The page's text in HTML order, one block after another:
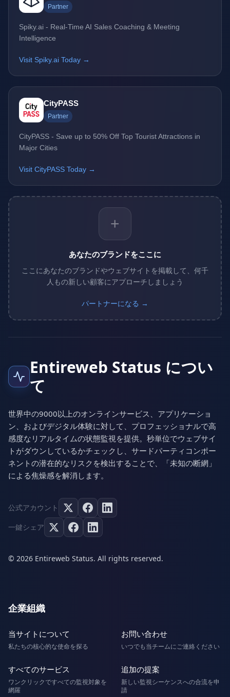
Partner
Spiky.ai - Real-Time AI Sales Coaching & Meeting
Intelligence
Visit Spiky.ai Today →
CityPASS
Partner
CityPASS - Save up to 50% Off Top Tourist Attractions in
Major Cities
Visit CityPASS Today →
+
あなたのブランドをここに
ここにあなたのブランドやウェブサイトを掲載して、何千
人もの新しい顧客にアプローチしましょう
パートナーになる →
Entireweb Status につい
て
世界中の9000以上のオンラインサービス、アプリケーショ
ン、およびデジタル体験に対して、プロフェッショナルで高
感度なリアルタイムの状態監視を提供。秒単位でウェブサイ
トがダウンしているかチェックし、サードパーティコンポー
ネントの潜在的なリスクを検出することで、「未知の断網」
による焦燥感を解消します。
公式アカウント
一鍵シェア
© 2026 Entireweb Status. All rights reserved.
企業組織
当サイトについて
私たちの核心的な使命を探る
お問い合わせ
いつでも当チームにご連絡ください
すべてのサービス
ワンクリックですべての監視対象を
網羅
追加の提案
新しい監視シーケンスへの合流を申
請